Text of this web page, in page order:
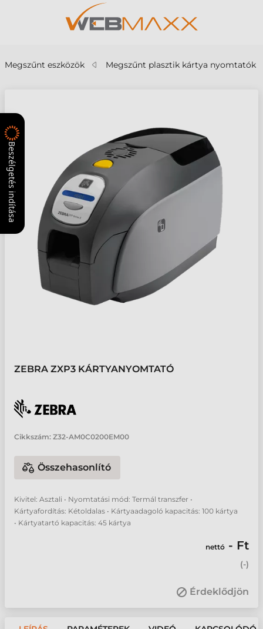
Megszűnt eszközök Megszűnt plasztik kártya nyomtatók
ZEBRA ZXP3 KÁRTYANYOMTATÓ
Cikkszám: Z32-AM0C0200EM00
Összehasonlító
Kivitel: Asztali • Nyomtatási mód: Termál transzfer •
Kártyafordítás: Kétoldalas • Kártyaadagoló kapacitás: 100 kártya
• Kártyatartó kapacitás: 45 kártya
nettó - Ft
(-)
Érdeklődjön
Beszélgetés indítása